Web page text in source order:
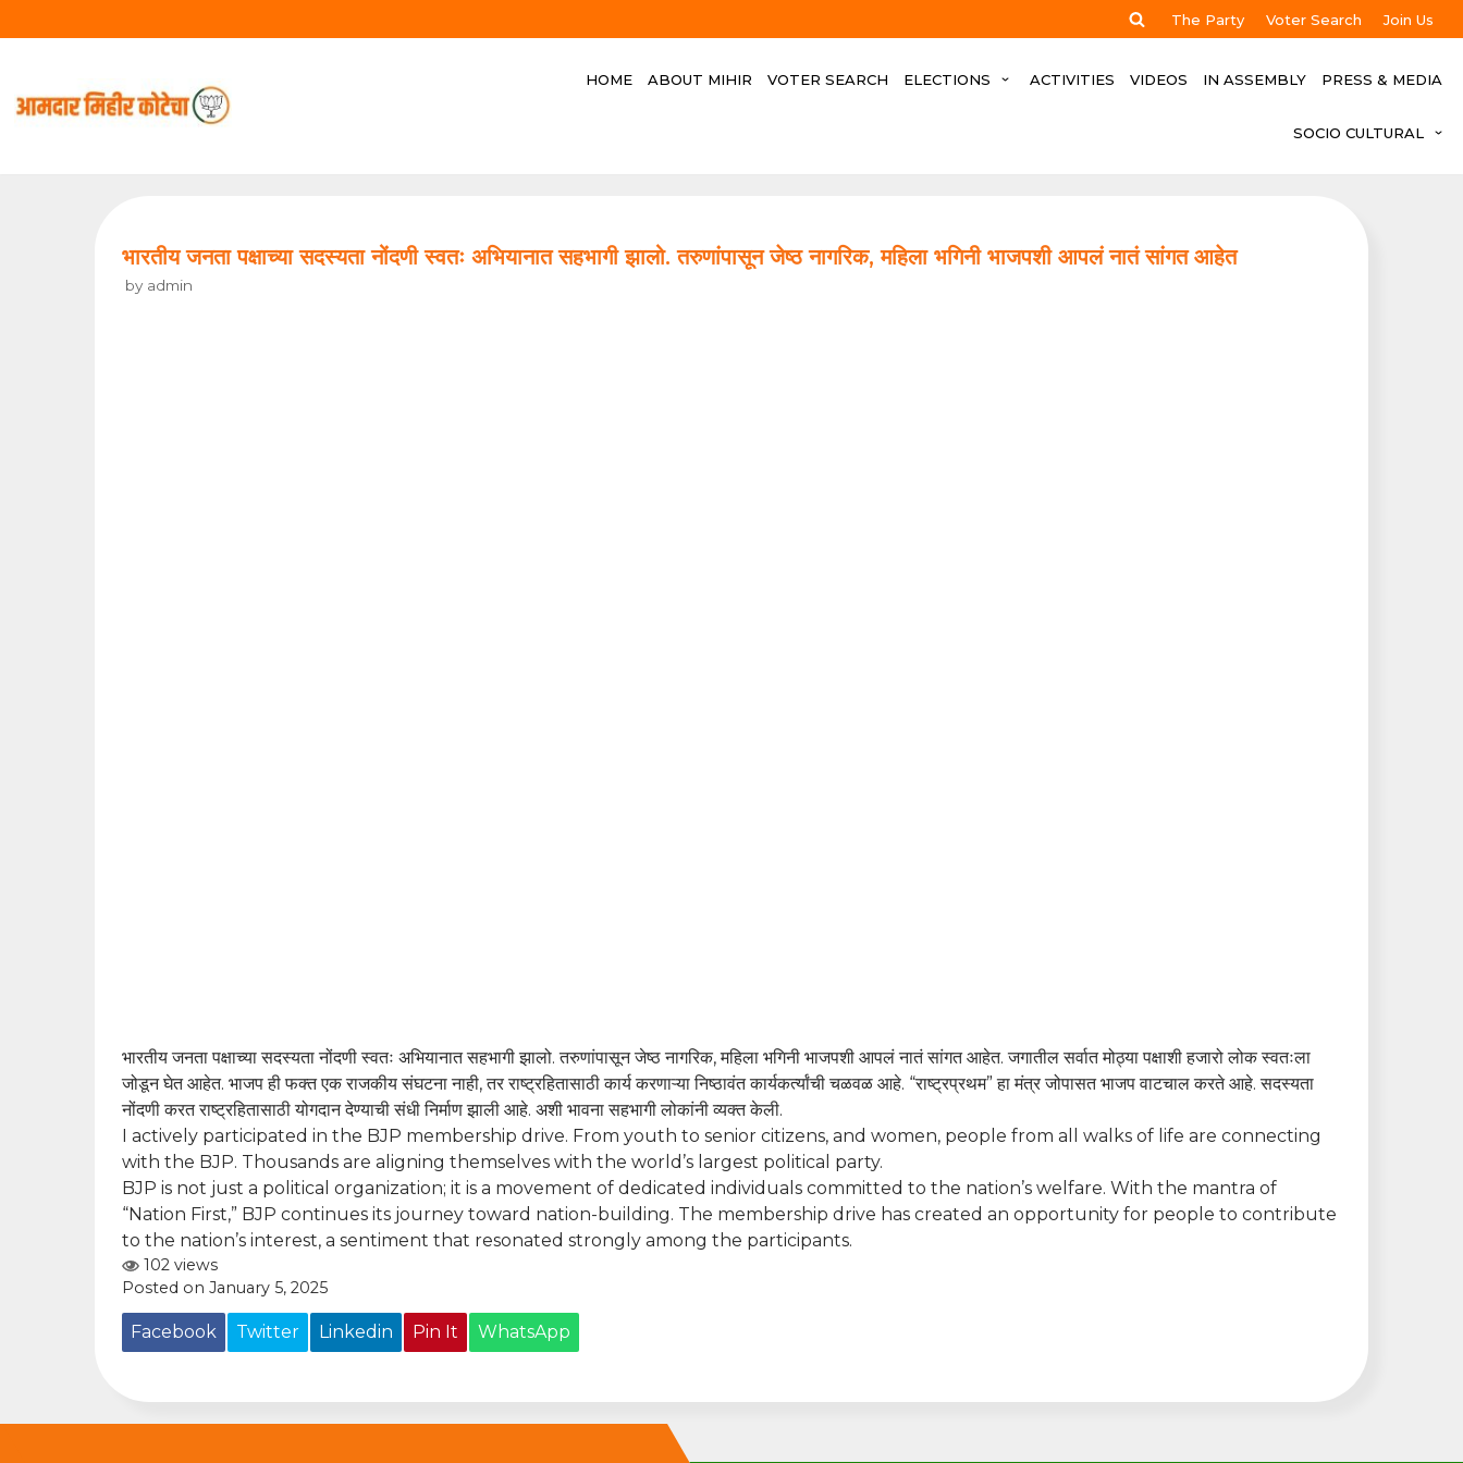
The Party Voter Search Join Us
HOME ABOUT MIHIR VOTER SEARCH ELECTIONS ACTIVITIES VIDEOS IN ASSEMBLY PRESS & MEDIA
SOCIO CULTURAL
भारतीय जनता पक्षाच्या सदस्यता नोंदणी स्वतः अभियानात सहभागी झालो. तरुणांपासून जेष्ठ नागरिक, महिला भगिनी भाजपशी आपलं नातं सांगत आहेत
by admin
भारतीय जनता पक्षाच्या सदस्यता नोंदणी स्वतः अभियानात सहभागी झालो. तरुणांपासून जेष्ठ नागरिक, महिला भगिनी भाजपशी आपलं नातं सांगत आहेत. जगातील सर्वात मोठ्या पक्षाशी हजारो लोक स्वतःला
जोडून घेत आहेत. भाजप ही फक्त एक राजकीय संघटना नाही, तर राष्ट्रहितासाठी कार्य करणाऱ्या निष्ठावंत कार्यकर्त्यांची चळवळ आहे. “राष्ट्रप्रथम” हा मंत्र जोपासत भाजप वाटचाल करते आहे. सदस्यता
नोंदणी करत राष्ट्रहितासाठी योगदान देण्याची संधी निर्माण झाली आहे. अशी भावना सहभागी लोकांनी व्यक्त केली.
I actively participated in the BJP membership drive. From youth to senior citizens, and women, people from all walks of life are connecting
with the BJP. Thousands are aligning themselves with the world’s largest political party.
BJP is not just a political organization; it is a movement of dedicated individuals committed to the nation’s welfare. With the mantra of
“Nation First,” BJP continues its journey toward nation-building. The membership drive has created an opportunity for people to contribute
to the nation’s interest, a sentiment that resonated strongly among the participants.
102 views
Posted on January 5, 2025
Facebook Twitter Linkedin Pin It WhatsApp